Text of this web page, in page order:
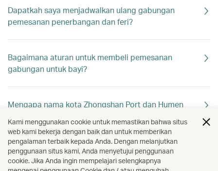
Dapatkah saya menjadwalkan ulang gabungan
pemesanan penerbangan dan feri?
Bagaimana aturan untuk membeli pemesanan
gabungan untuk bayi?
Mengapa nama kota Zhongshan Port dan Humen
ditampilkan sebagai Zhuhai dan Guangzhou saat
memesan?
Kami menggunakan cookie untuk memastikan bahwa situs
web kami bekerja dengan baik dan untuk memberikan
pengalaman terbaik kepada Anda. Dengan melanjutkan
penggunaan situs kami, Anda menyetujui penggunaan
cookie. Jika Anda ingin mempelajari selengkapnya